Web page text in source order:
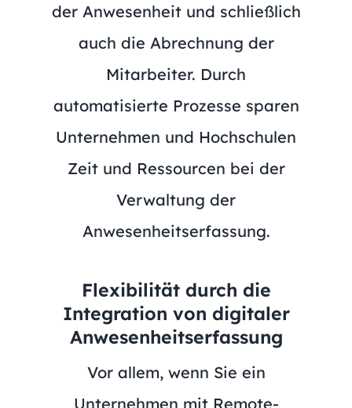
der Anwesenheit und schließlich
auch die Abrechnung der
Mitarbeiter. Durch
automatisierte Prozesse sparen
Unternehmen und Hochschulen
Zeit und Ressourcen bei der
Verwaltung der
Anwesenheitserfassung.
Flexibilität durch die
Integration von digitaler
Anwesenheitserfassung
Vor allem, wenn Sie ein
Unternehmen mit Remote-